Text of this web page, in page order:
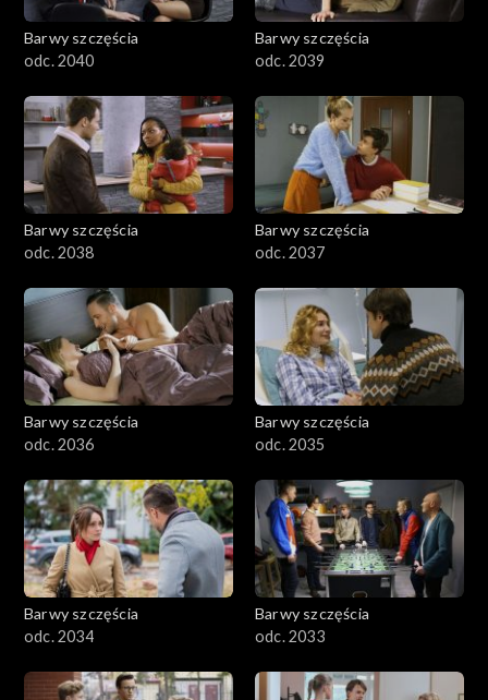
Barwy szczęścia
odc. 2040
Barwy szczęścia
odc. 2039
Barwy szczęścia
odc. 2038
Barwy szczęścia
odc. 2037
Barwy szczęścia
odc. 2036
Barwy szczęścia
odc. 2035
Barwy szczęścia
odc. 2034
Barwy szczęścia
odc. 2033